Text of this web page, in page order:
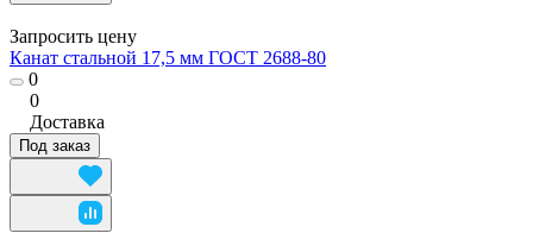
Запросить цену
Канат стальной 17,5 мм ГОСТ 2688-80
0
0
Доставка
Под заказ